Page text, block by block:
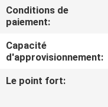
CONTRÔLE
QUALITÉ
NOUS
Conditions de
paiement:
Capacité
d'approvisionnement:
Le point fort: